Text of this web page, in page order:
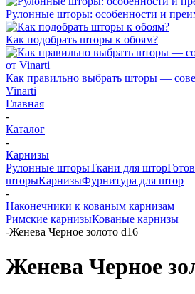
Рулонные шторы: особенности и
Как подобрать шторы к обоям?
Как правильно выбрать шторы —
Vinarti
Главная
-
Каталог
-
Карнизы
Рулонные шторыТкани для штор
шторыКарнизыФурнитура для штор
-
Наконечники к кованым карнизам
Римские карнизыКованые карнизы
-Женева Черное золото d16
Женева Черное